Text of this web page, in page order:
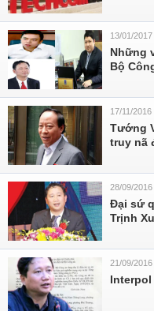
13/01/2017
Những
Bộ
17/11/2016
Tướng
truy nã
28/09/2016
Đại sứ
Trịnh
21/09/2016
Interpol